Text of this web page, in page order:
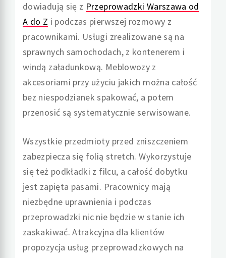
dowiadują się z Przeprowadzki Warszawa od
A do Z i podczas pierwszej rozmowy z
pracownikami. Usługi zrealizowane są na
sprawnych samochodach, z kontenerem i
windą załadunkową. Meblowozy z
akcesoriami przy użyciu jakich można całość
bez niespodzianek spakować, a potem
przenosić są systematycznie serwisowane.
Wszystkie przedmioty przed zniszczeniem
zabezpiecza się folią stretch. Wykorzystuje
się też podkładki z filcu, a całość dobytku
jest zapięta pasami. Pracownicy mają
niezbędne uprawnienia i podczas
przeprowadzki nic nie będzie w stanie ich
zaskakiwać. Atrakcyjna dla klientów
propozycja usług przeprowadzkowych na